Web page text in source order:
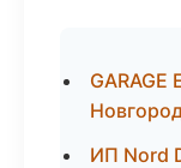
ИП Nord